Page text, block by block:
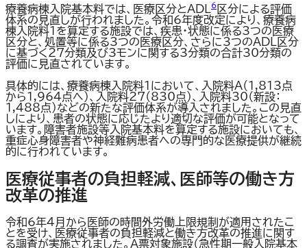
療養病棟入院基本料では、医療区分とADL 6 区分による評価
体系の見直しが行われました。令和6年度改定により、療養病
棟入院料1を算定する施設では、疾患・状態に係る3つの医療
区分と、処置等に係る3つの医療区分、さらに3つのADL区分
に基づく27分類及び3モンに関する3分類の合計30分類の
評価に見直されています。
具体的には、療養病棟入院料1において、入院料A（1,813点
から1,964点へ）、入院料27（830点）、入院料30（新設：
1,488点）などの新たな評価体系が導入されました。この見直
しにより、患者の状態に応じたより適切な評価が可能となって
います。障害者施設等入院基本料を算定する施設においても、
重症心身障害者や神経難病患者への専門的な医療提供が継続
的に行われています。
医療従事者の負担軽減、医師等の働き方
改革の推進
令和6年4月から医師の時間外労働上限規制が適用されたこ
とを受け、医療従事者の負担軽減と働き方改革の推進に関す
る調査が実施されました。A票対象施設（急性期一般入院基本